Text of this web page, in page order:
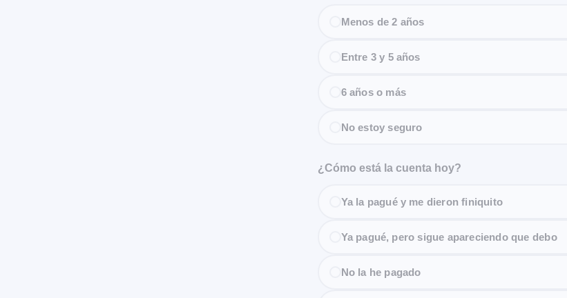
Menos de 2 años
Entre 3 y 5 años
6 años o más
No estoy seguro
¿Cómo está la cuenta hoy?
Ya la pagué y me dieron finiquito
Ya pagué, pero sigue apareciendo que debo
No la he pagado